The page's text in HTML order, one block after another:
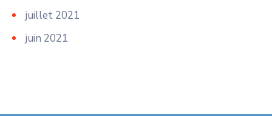
juillet 2021
juin 2021